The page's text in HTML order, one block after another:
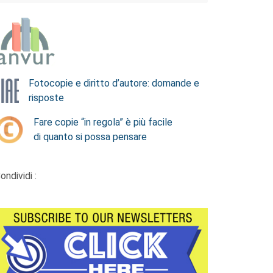
Fotocopie e diritto d’autore: domande e
risposte
Fare copie “in regola” è più facile
di quanto si possa pensare
: